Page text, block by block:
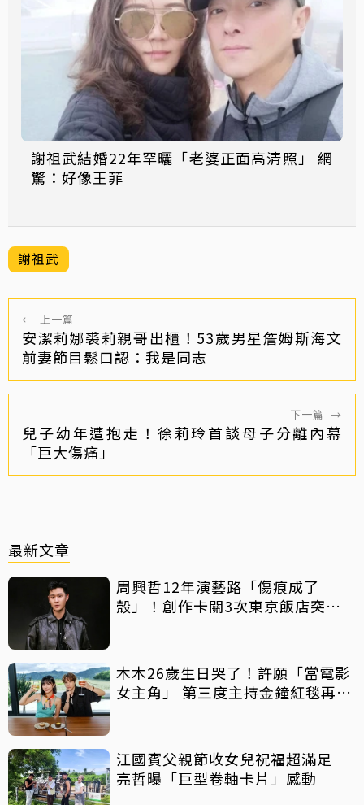
謝祖武結婚22年罕曬「老婆正面高清照」 網
驚：好像王菲
謝祖武
← 上一篇
安潔莉娜裘莉親哥出櫃！53歲男星詹姆斯海文
前妻節目鬆口認：我是同志
下一篇 →
兒子幼年遭抱走！徐莉玲首談母子分離內幕
「巨大傷痛」
最新文章
周興哲12年演藝路「傷痕成了
殼」！創作卡關3次東京飯店突找
木木26歲生日哭了！許願「當電影
女主角」 第三度主持金鐘紅毯再喊
江國賓父親節收女兒祝福超滿足
亮哲曝「巨型卷軸卡片」感動